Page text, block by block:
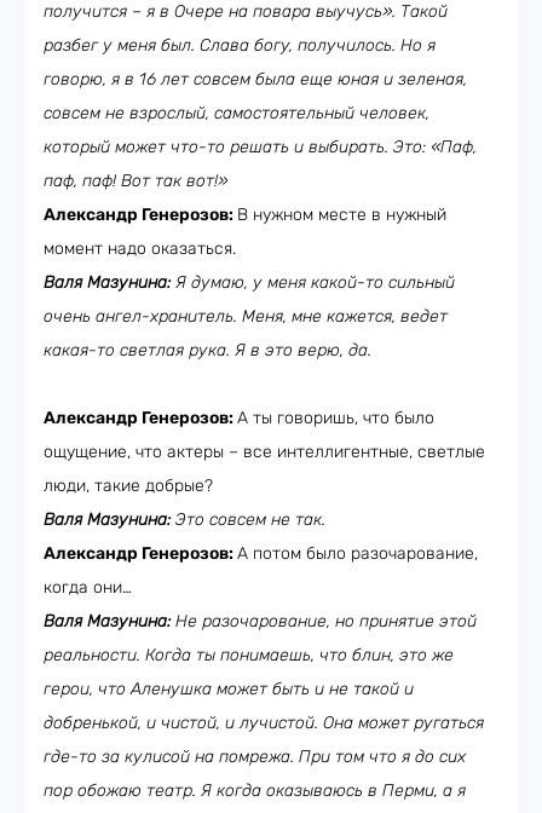
получится – я в Очере на повара выучусь». Такой
разбег у меня был. Слава богу, получилось. Но я
говорю, я в 16 лет совсем была еще юная и зеленая,
совсем не взрослый, самостоятельный человек,
который может что-то решать и выбирать. Это: «Паф,
паф, паф! Вот так вот!»
Александр Генерозов: В нужном месте в нужный
момент надо оказаться.
Валя Мазунина:Я думаю, у меня какой-то сильный
очень ангел-хранитель. Меня, мне кажется, ведет
какая-то светлая рука. Я в это верю, да.
Александр Генерозов:А ты говоришь, что было
ощущение, что актеры – все интеллигентные, светлые
люди, такие добрые?
Валя Мазунина:Это совсем не так.
Александр Генерозов:А потом было разочарование,
когда они…
Валя Мазунина:Не разочарование, но принятие этой
реальности. Когда ты понимаешь, что блин, это же
герои, что Аленушка может быть и не такой и
добренькой, и чистой, и лучистой. Она может ругаться
где-то за кулисой на помрежа. При том что я до сих
пор обожаю театр. Я когда оказываюсь в Перми, а я